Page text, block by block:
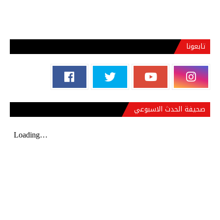
تابعونا
صحيفة الحدث الاسبوعي